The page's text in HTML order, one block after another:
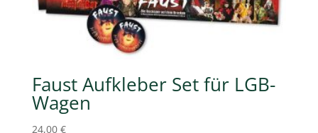
Faust Aufkleber Set für LGB-
Wagen
24,00 €